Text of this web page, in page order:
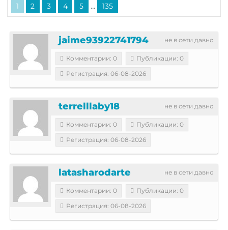
1 2 3 4 5 ... 135
не в сети давно
jaime93922741794
Комментарии: 0
Публикации: 0
Регистрация: 06-08-2026
не в сети давно
terrelllaby18
Комментарии: 0
Публикации: 0
Регистрация: 06-08-2026
не в сети давно
latasharodarte
Комментарии: 0
Публикации: 0
Регистрация: 06-08-2026